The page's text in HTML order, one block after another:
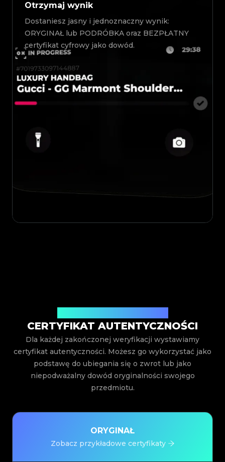
Otrzymaj wynik
Dostaniesz jasny i jednoznaczny wynik:
ORYGINAŁ lub PODRÓBKA oraz BEZPŁATNY
certyfikat cyfrowy jako dowód.
CERTYFIKAT AUTENTYCZNOŚCI
Dla każdej zakończonej weryfikacji wystawiamy
certyfikat autentyczności. Możesz go wykorzystać jako
podstawę do ubiegania się o zwrot lub jako
niepodważalny dowód oryginalności swojego
przedmiotu.
ORYGINAŁ
Zobacz przykładowe certyfikaty